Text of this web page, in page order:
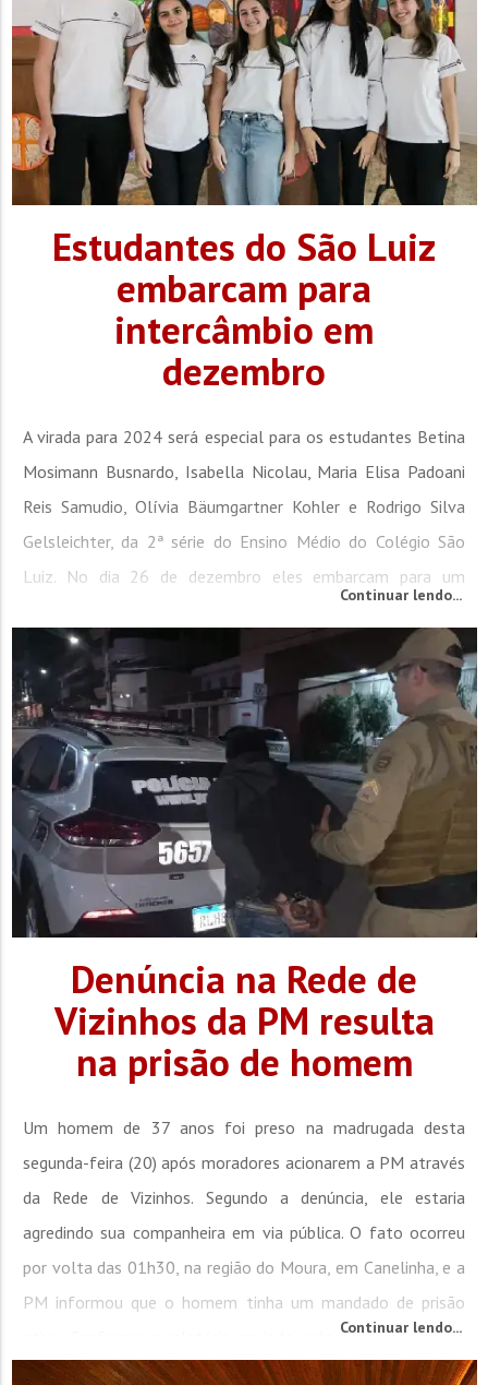
Estudantes do São Luiz
embarcam para
intercâmbio em
dezembro
A virada para 2024 será especial para os estudantes Betina
Mosimann Busnardo, Isabella Nicolau, Maria Elisa Padoani
Reis Samudio, Olívia Bäumgartner Kohler e Rodrigo Silva
Gelsleichter, da 2ª série do Ensino Médio do Colégio São
Luiz. No dia 26 de dezembro eles embarcam para um
frater João Pedro Kuberesky, que irá auxiliá-los durante a
estadia no país...
Continuar lendo...
Denúncia na Rede de
Vizinhos da PM resulta
na prisão de homem
Um homem de 37 anos foi preso na madrugada desta
segunda-feira (20) após moradores acionarem a PM através
da Rede de Vizinhos. Segundo a denúncia, ele estaria
agredindo sua companheira em via pública. O fato ocorreu
por volta das 01h30, na região do Moura, em Canelinha, e a
PM informou que o homem tinha um mandado de prisão
ativo. Conforme o relatório enviado pela PM, no local, de
difícil acesso, pois era necessário caminhar...
Continuar lendo...